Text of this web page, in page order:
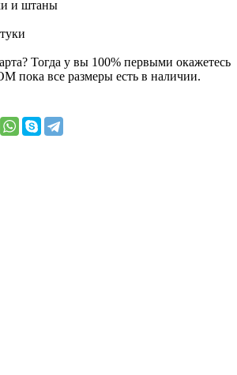
и штаны
Тогда у вы 100% первыми окажетесь
пока все размеры есть в наличии.